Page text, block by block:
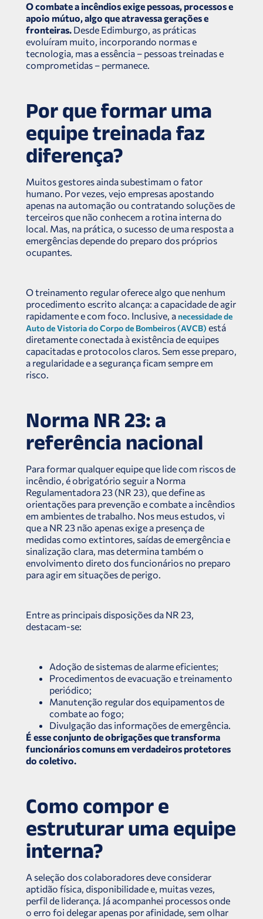
O combate a incêndios exige pessoas, processos e
apoio mútuo, algo que atravessa gerações e
fronteiras. Desde Edimburgo, as práticas
evoluíram muito, incorporando normas e
tecnologia, mas a essência – pessoas treinadas e
comprometidas – permanece.
Por que formar uma
equipe treinada faz
diferença?
Muitos gestores ainda subestimam o fator
humano. Por vezes, vejo empresas apostando
apenas na automação ou contratando soluções de
terceiros que não conhecem a rotina interna do
local. Mas, na prática, o sucesso de uma resposta a
emergências depende do preparo dos próprios
ocupantes.
O treinamento regular oferece algo que nenhum
procedimento escrito alcança: a capacidade de agir
rapidamente e com foco. Inclusive, a necessidade de
Auto de Vistoria do Corpo de Bombeiros (AVCB) está
diretamente conectada à existência de equipes
capacitadas e protocolos claros. Sem esse preparo,
a regularidade e a segurança ficam sempre em
risco.
Norma NR 23: a
referência nacional
Para formar qualquer equipe que lide com riscos de
incêndio, é obrigatório seguir a Norma
Regulamentadora 23 (NR 23), que define as
orientações para prevenção e combate a incêndios
em ambientes de trabalho. Nos meus estudos, vi
que a NR 23 não apenas exige a presença de
medidas como extintores, saídas de emergência e
sinalização clara, mas determina também o
envolvimento direto dos funcionários no preparo
para agir em situações de perigo.
Entre as principais disposições da NR 23,
destacam-se:
Adoção de sistemas de alarme eficientes;
Procedimentos de evacuação e treinamento
periódico;
Manutenção regular dos equipamentos de
combate ao fogo;
Divulgação das informações de emergência.
É esse conjunto de obrigações que transforma
funcionários comuns em verdadeiros protetores
do coletivo.
Como compor e
estruturar uma equipe
interna?
A seleção dos colaboradores deve considerar
aptidão física, disponibilidade e, muitas vezes,
perfil de liderança. Já acompanhei processos onde
o erro foi delegar apenas por afinidade, sem olhar